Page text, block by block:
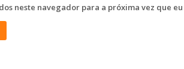
neste navegador para a próxima vez que